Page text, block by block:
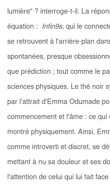
lumière" ? interroge-t-il. La
équation : Infin9s, qui le
se retrouvent à l'arrière-plan
spontanées, presque
que prédiction ; tout comme le
sciences physiques. Le thé noir
par l'attrait d'Emma Odumade
commencement et l'âme : ce
montré physiquement. Ainsi,
comme introverti et discret, se
mettant à nu sa douleur et ses
l'attention de celui qui lui fait